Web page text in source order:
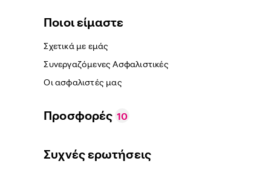
Ποιοι είμαστε
Σχετικά με εμάς
Συνεργαζόμενες Ασφαλιστικές
Οι ασφαλιστές μας
Προσφορές 10
Συχνές ερωτήσεις